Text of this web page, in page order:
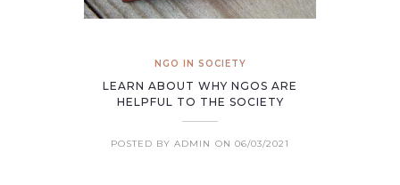
NGO IN SOCIETY
LEARN ABOUT WHY NGOS ARE
HELPFUL TO THE SOCIETY
POSTED BY ADMIN ON 06/03/2021